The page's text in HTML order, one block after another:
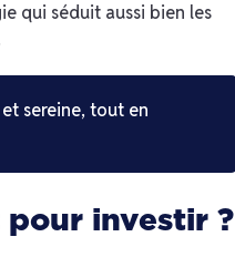
qui séduit aussi bien les
sereine, tout en
investir ?